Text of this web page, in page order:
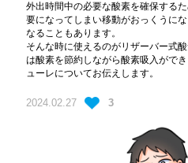
外出時間中の必要な酸素を確保する
要になってしまい移動がおっくうに
なることもあります。
そんな時に使えるのがリザーバー式
は酸素を節約しながら酸素吸入がで
ューレについてお伝えします。
2024.02.27 3